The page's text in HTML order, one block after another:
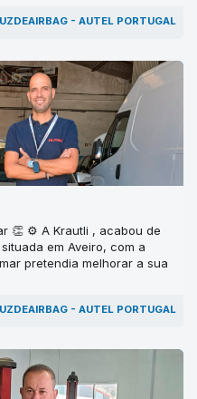
- AUTEL PORTUGAL
👏 ⚙ A Krautli , acabou de
em Aveiro, com a
pretendia melhorar a sua
- AUTEL PORTUGAL